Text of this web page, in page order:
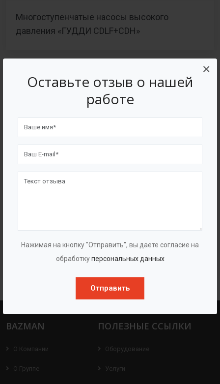
Оставьте отзыв о нашей
работе
Нажимая на кнопку "Отправить", вы даете согласие на
обработкуперсональных данных
Отправить
×
Многоступенчатые насосы высокого
давления «ГУДДИ CDLF+CDH»
давления «ГУДДИ VMPH+HP»
BAZMAN
О Компании
О Группе
ПОЛЕЗНЫЕ ССЫЛКИ
Оборудование
Услуги